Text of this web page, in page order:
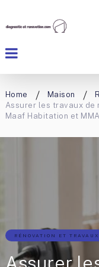
Home Maison
Assurer les travaux de
Maaf Habitation et MMA
RÉNOVATION ET
Assurer